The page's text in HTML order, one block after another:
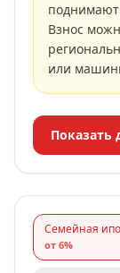
Взнос
или
Показать
Семейная
от 6%